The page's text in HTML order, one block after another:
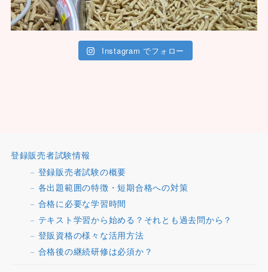
Instagram でフォロー
登録販売者試験情報
登録販売者試験の概要
各出題範囲の特徴・短期合格への対策
合格に必要な学習時間
テキスト学習から始める？それとも過去問から？
登販資格の様々な活用方法
合格後の継続研修は必須か？